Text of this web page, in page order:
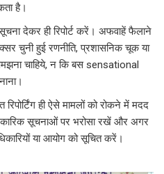
है।
देकर ही रिपोर्ट करें। अफवाहें फैलाने
चुनी हुई रणनीति, प्रशासनिक चूक या
चाहिये, न कि बस sensational
ही ऐसे मामलों को रोकने में मदद
सूचनाओं पर भरोसा रखें और अगर
या आयोग को सूचित करें।